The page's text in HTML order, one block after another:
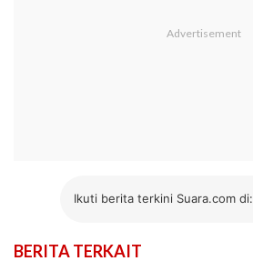
Ikuti berita terkini Suara.com di:
BERITA TERKAIT